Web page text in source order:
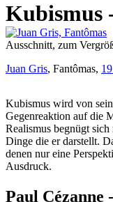
Kubismus
Ausschnitt, zum
Juan Gris, Fantômas,
Kubismus wird von
Gegenreaktion auf die
Realismus begnügt
Dinge die er darstellt.
denen nur eine
Ausdruck.
Paul Cézanne